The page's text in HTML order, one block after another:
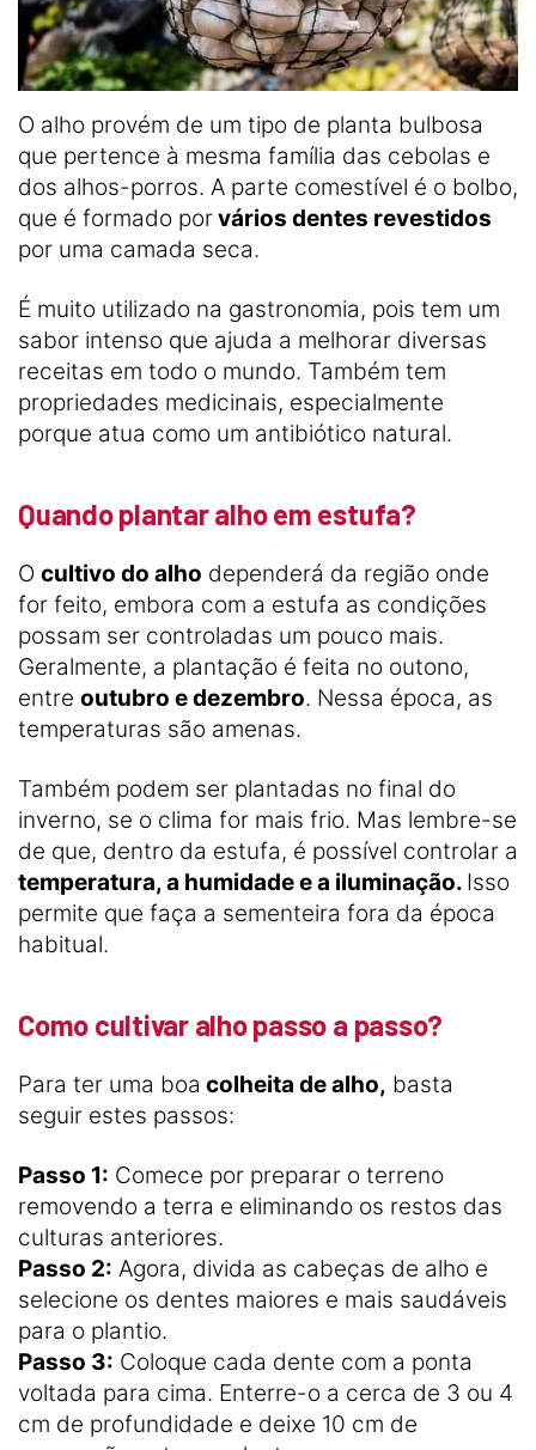
O alho provém de um tipo de planta bulbosa
que pertence à mesma família das cebolas e
dos alhos-porros. A parte comestível é o bolbo,
que é formado porvários dentes revestidos
por uma camada seca.
É muito utilizado na gastronomia, pois tem um
sabor intenso que ajuda a melhorar diversas
receitas em todo o mundo. Também tem
propriedades medicinais, especialmente
porque atua como um antibiótico natural.
Quando plantar alho em estufa?
O cultivo do alho dependerá da região onde
for feito, embora com a estufa as condições
possam ser controladas um pouco mais.
Geralmente, a plantação é feita no outono,
entre outubro e dezembro. Nessa época, as
temperaturas são amenas.
Também podem ser plantadas no final do
inverno, se o clima for mais frio. Mas lembre-se
de que, dentro da estufa, é possível controlar a
temperatura, a humidade e a iluminação. Isso
permite que faça a sementeira fora da época
habitual.
Como cultivar alho passo a passo?
Para ter uma boa colheita de alho, basta
seguir estes passos:
Passo 1: Comece por preparar o terreno
removendo a terra e eliminando os restos das
culturas anteriores.
Passo 2: Agora, divida as cabeças de alho e
selecione os dentes maiores e mais saudáveis
para o plantio.
Passo 3: Coloque cada dente com a ponta
voltada para cima. Enterre-o a cerca de 3 ou 4
cm de profundidade e deixe 10 cm de